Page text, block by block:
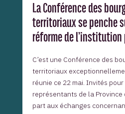
La Conférence des
territoriaux se penche
réforme de
C’est une Conférence des
territoriaux
réunie ce 22 mai. Invités pour
représentants de la Province
part aux échanges